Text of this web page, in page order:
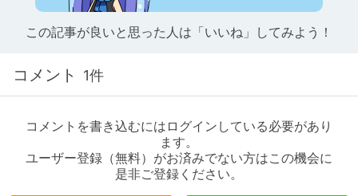
この記事が良いと思った人は「いいね」してみよう！
コメント 1件
コメントを書き込むにはログインしている必要があり
ます。
ユーザー登録（無料）がお済みでない方はこの機会に
是非ご登録ください。